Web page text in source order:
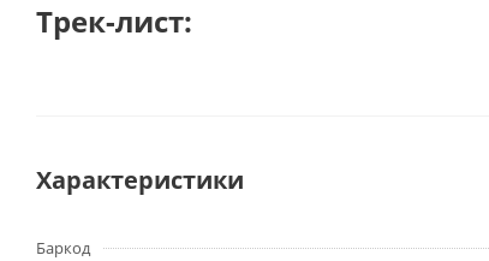
Трек-лист:
Характеристики
Баркод